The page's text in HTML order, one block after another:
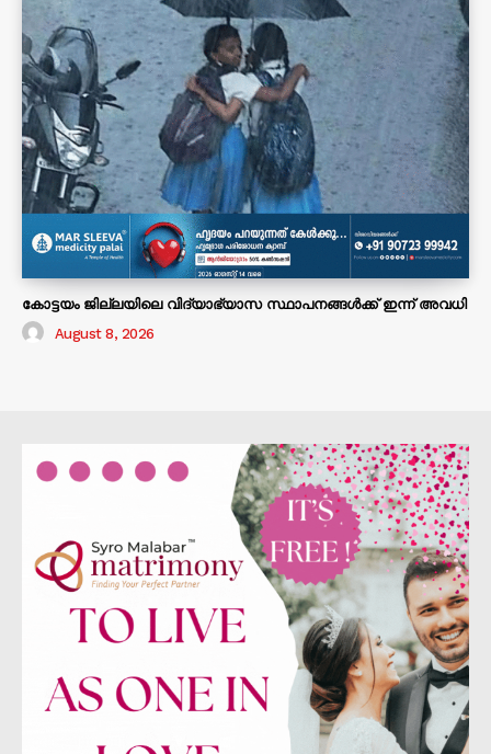
കോട്ടയം ജില്ലയിലെ വിദ്യാഭ്യാസ സ്ഥാപനങ്ങൾക്ക് ഇന്ന് അവധി
August 8, 2026